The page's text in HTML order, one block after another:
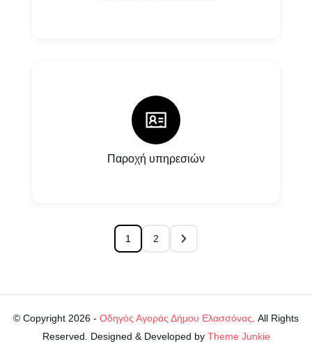
Παροχή υπηρεσιών
1 2
© Copyright 2026 - Οδηγός Αγοράς Δήμου Ελασσόνας . All Rights
Reserved. Designed & Developed by Theme Junkie